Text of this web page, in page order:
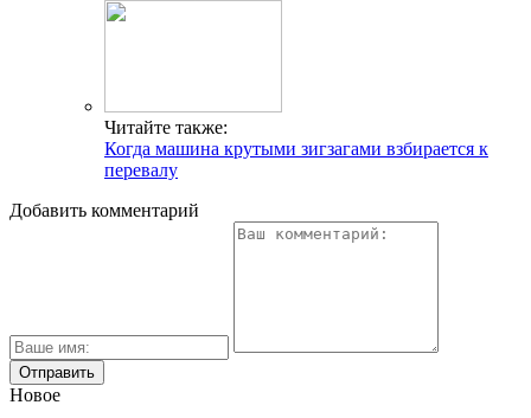
Читайте также:
Когда машина крутыми зигзагами взбирается к
перевалу
Добавить комментарий
Новое